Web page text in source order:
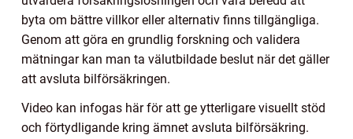
byta om bättre villkor eller alternativ finns tillgängliga.
Genom att göra en grundlig forskning och validera
mätningar kan man ta välutbildade beslut när det gäller
att avsluta bilförsäkringen.
Video kan infogas här för att ge ytterligare visuellt stöd
och förtydligande kring ämnet avsluta bilförsäkring.